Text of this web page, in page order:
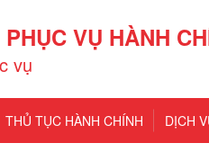
VỤ HÀNH
vụ
THỦ TỤC HÀNH CHÍNH DỊCH